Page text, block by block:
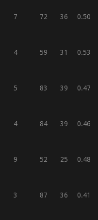
7 72 36 0.50
4 59 31 0.53
5 83 39 0.47
4 84 39 0.46
9 52 25 0.48
3 87 36 0.41